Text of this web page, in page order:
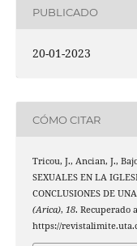
PUBLICADO
20-01-2023
CÓMO CITAR
Tricou, J., Ancian, J.,
SEXUALES EN LA
CONCLUSIONES DE
(Arica), 18. Recuperado
https://